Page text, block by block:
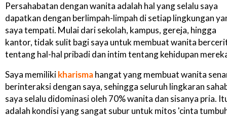
Persahabatan dengan wanita adalah hal yang selalu saya
dapatkan dengan berlimpah-limpah di setiap lingkungan
saya tempati. Mulai dari sekolah, kampus, gereja, hingga
kantor, tidak sulit bagi saya untuk membuat wanita
tentang hal-hal pribadi dan intim tentang kehidupan
Saya memilikikharismahangat yang membuat wanita
berinteraksi dengan saya, sehingga seluruh lingkaran
saya selalu didominasi oleh 70% wanita dan sisanya pria.
adalah kondisi yang sangat subur untuk mitos 'cinta